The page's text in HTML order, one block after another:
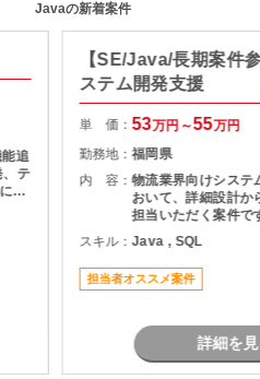
Javaの新着案件
追
、テ
し
【SE/Java/長期案件
ステム開発支援
単 価：53万円～55万円
勤務地：福岡県
内 容：物流業界向けシステ
おいて、詳細設計か
担当いただく案件です。 既存システム
追加や改修を中心に
プロジェクトへ参画
す。 物流システムの経験がなくても、Java
による業務系開発経
スキル：Java , SQL
担当者オススメ案件
詳細を